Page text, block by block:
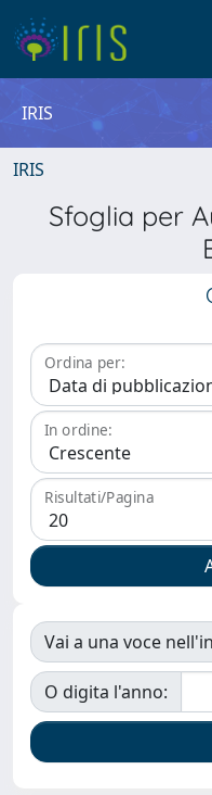
IRIS
IRIS
Sfoglia per
Ordina per:
In ordine:
Risultati/Pagina
Vai a una voce
O digita l'anno: